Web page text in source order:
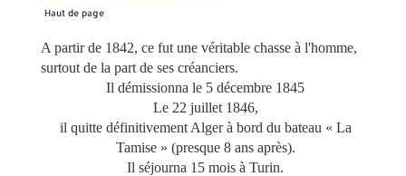
Haut de page
A partir de 1842, ce fut une véritable chasse à l'homme,
surtout de la part de ses créanciers.
Il démissionna le 5 décembre 1845
Le 22 juillet 1846,
il quitte définitivement Alger à bord du bateau « La
Tamise » (presque 8 ans après).
Il séjourna 15 mois à Turin.